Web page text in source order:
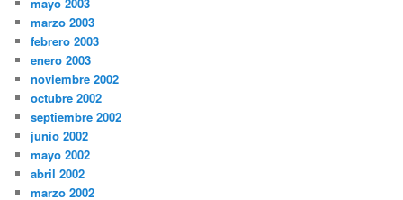
marzo 2003
febrero 2003
enero 2003
noviembre 2002
octubre 2002
septiembre 2002
junio 2002
mayo 2002
abril 2002
marzo 2002